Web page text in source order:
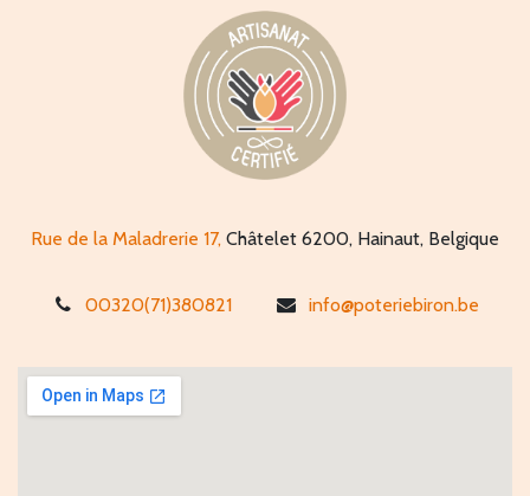
Rue de la Maladrerie 17, Châtelet 6200, Hainaut, Belgique
00320(71)380821 info@poteriebiron.be